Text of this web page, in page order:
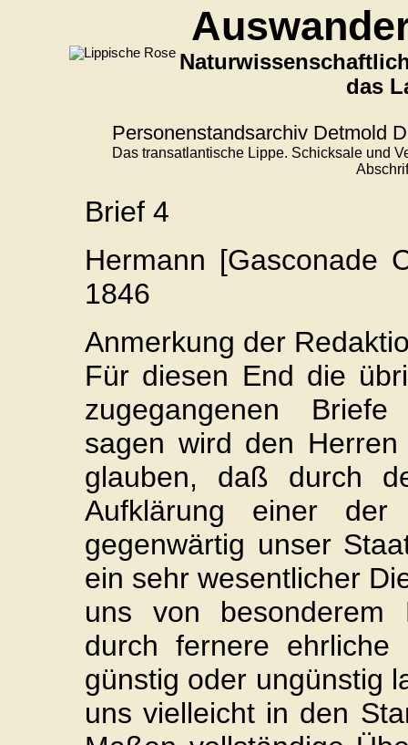
das
Personenstandsarchiv Detmold
Das transatlantische Lippe. Schicksale und
Brief 4
Hermann [Gasconade
1846
Anmerkung der
Für diesen End die
zugegangenen
sagen wird den
glauben, daß durch
Aufklärung einer der
gegenwärtig unser
ein sehr wesentlicher
uns von besonderem
durch fernere ehrliche
günstig oder ungünstig
uns vielleicht in den